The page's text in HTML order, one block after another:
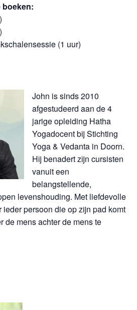
boeken:
(1 uur)
John is sinds 2010
afgestudeerd aan de 4
jarige opleiding Hatha
Yogadocent bij Stichting
Yoga & Vedanta in Doorn.
Hij benadert zijn cursisten
vanuit een
belangstellende,
levenshouding. Met liefdevolle
ieder persoon die op zijn pad komt
de mens achter de mens te